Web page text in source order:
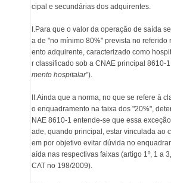
cipal e secundárias dos adquirentes.
I.Para que o valor da operação de saída
a de "no mínimo 80%" prevista no referido
ento adquirente, caracterizado como
r classificado sob a CNAE principal 8610-
mento hospitalar").
II.Ainda que a norma, no que se refere à
o enquadramento na faixa dos "20%",
NAE 8610-1 entende-se que essa
ade, quando principal, estar vinculada ao
em por objetivo evitar dúvida no
aída nas respectivas faixas (artigo 1º, 1 a
CAT no 198/2009).